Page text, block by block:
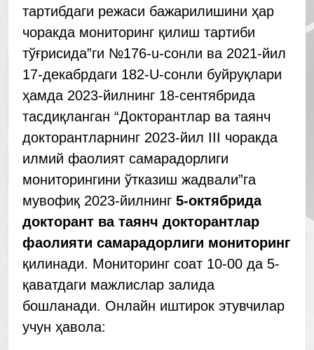
тартибдаги режаси бажарилишини ҳар
чоракда мониторинг қилиш тартиби
тўғрисида”ги №176-u-сонли ва 2021-йил
17-декабрдаги 182-U-сонли буйруқлари
ҳамда 2023-йилнинг 18-сентябрида
тасдиқланган “Докторантлар ва таянч
докторантларнинг 2023-йил III чоракда
илмий фаолият самарадорлиги
мониторингини ўтказиш жадвали”га
мувофиқ 2023-йилнинг 5-октябрида
докторант ва таянч докторантлар
фаолияти самарадорлиги мониторинг
қилинади. Мониторинг соат 10-00 да 5-
қаватдаги мажлислар залида
бошланади. Онлайн иштирок этувчилар
учун ҳавола: